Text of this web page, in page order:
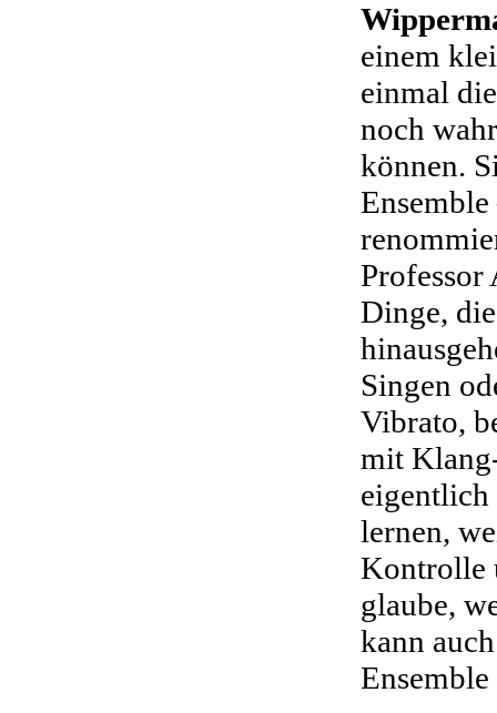
einem
einmal
noch
können.
Professor
Dinge,
Singen
Vibrato,
mit
eigentlich
lernen,
Kontrolle
glaube,
kann
Ensemble